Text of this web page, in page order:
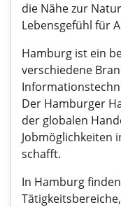
die Nähe zur
Lebensgefühl für
Hamburg ist ein
verschiedene
Der Hamburger
der globalen
Jobmöglichkeiten
schafft.
In Hamburg